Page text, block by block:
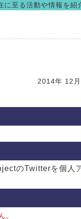
至る活動や情報を紹
2014年 12
のTwitterを個人
。